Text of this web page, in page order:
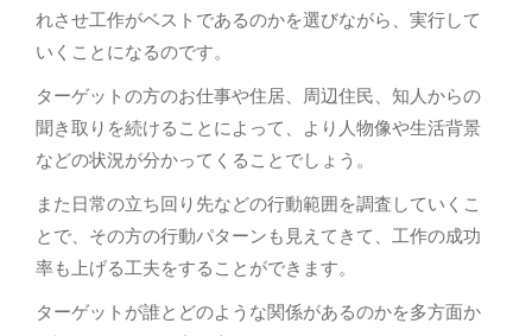
れさせ工作がベストであるのかを選びながら、実行して
いくことになるのです。
ターゲットの方のお仕事や住居、周辺住民、知人からの
聞き取りを続けることによって、より人物像や生活背景
などの状況が分かってくることでしょう。
また日常の立ち回り先などの行動範囲を調査していくこ
とで、その方の行動パターンも見えてきて、工作の成功
率も上げる工夫をすることができます。
ターゲットが誰とどのような関係があるのかを多方面か